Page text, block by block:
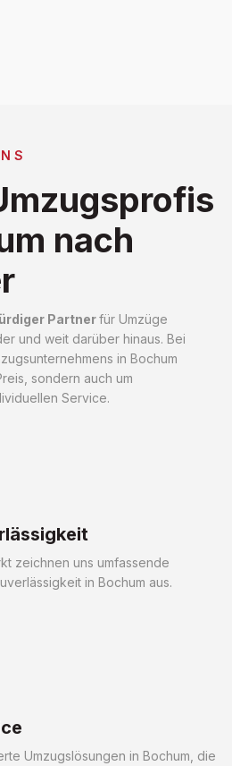
nach
Partnerfür Umzüge
und weit darüber hinaus. Bei
in Bochum
sondern auch um
Service.
zeichnen uns umfassende
in Bochum aus.
Umzugslösungen in Bochum, die